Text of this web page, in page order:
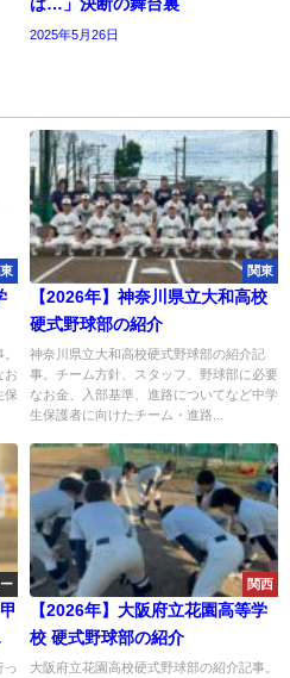
2025年5月26日
お
保
関東
【2026年】神奈川県立大和高校
硬式野球部の紹介
神奈川県立大和高校硬式野球部の紹介記
事。チーム方針、スタッフ、野球部に必要
なお金、入部基準、進路についてなど中学
生保護者に向けたチーム・進路...
っ
関西
【2026年】大阪府立花園高等学
校 硬式野球部の紹介
大阪府立花園高校硬式野球部の紹介記事。